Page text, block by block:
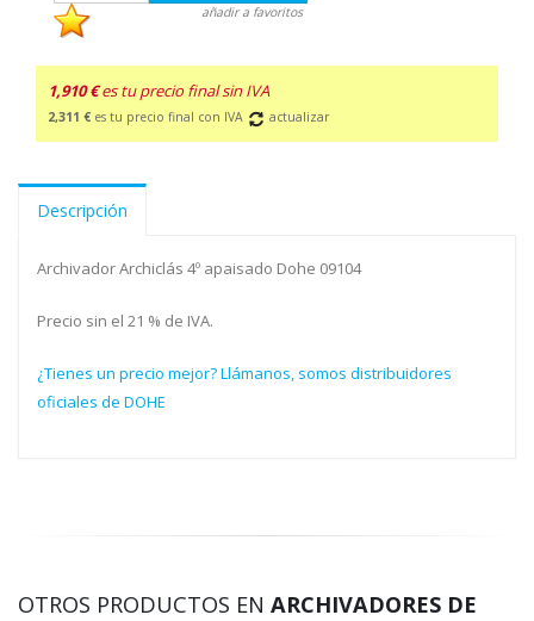
añadir a favoritos
1,910 € es tu precio final sin IVA
2,311 € es tu precio final con IVA actualizar
Descripción
Archivador Archiclás 4º apaisado Dohe 09104
Precio sin el 21 % de IVA.
¿Tienes un precio mejor? Llámanos, somos distribuidores
oficiales de DOHE
OTROS PRODUCTOS EN ARCHIVADORES DE